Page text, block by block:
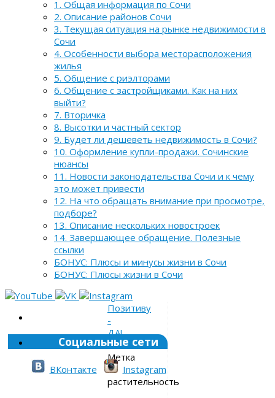
1. Общая информация по Сочи
2. Описание районов Сочи
3. Текущая ситуация на рынке недвижимости в
Сочи
4. Особенности выбора месторасположения
жилья
5. Общение с риэлторами
6. Общение с застройщиками. Как на них
выйти?
7. Вторичка
8. Высотки и частный сектор
9. Будет ли дешеветь недвижимость в Сочи?
10. Оформление купли-продажи. Сочинские
нюансы
11. Новости законодательства Сочи и к чему
это может привести
12. На что обращать внимание при просмотре,
подборе?
13. Описание нескольких новостроек
14. Завершающее обращение. Полезные
ссылки
БОНУС: Плюсы и минусы жизни в Сочи
БОНУС: Плюсы жизни в Сочи
Позитиву
-
ДА!
»
Метка
»
растительность
Социальные сети
ВКонтакте Instagram